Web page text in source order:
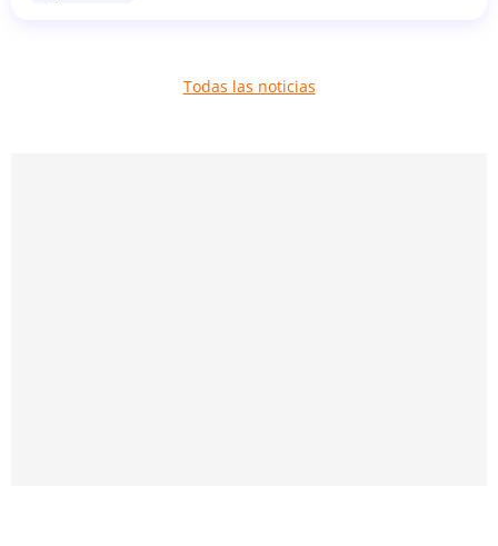
Todas las noticias